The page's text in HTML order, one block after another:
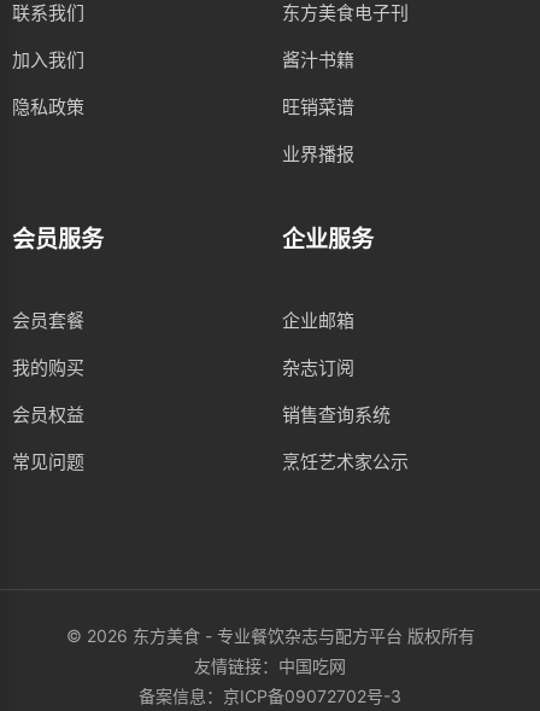
联系我们
加入我们
隐私政策
东方美食电子刊
酱汁书籍
旺销菜谱
业界播报
会员服务
会员套餐
我的购买
会员权益
常见问题
企业服务
企业邮箱
杂志订阅
销售查询系统
烹饪艺术家公示
© 2026 东方美食 - 专业餐饮杂志与配方平台 版权所有
友情链接： 中国吃网
备案信息： 京ICP备09072702号-3